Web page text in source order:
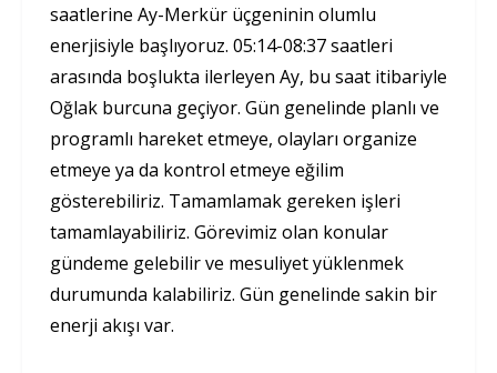
saatlerine Ay-Merkür üçgeninin olumlu
enerjisiyle başlıyoruz. 05:14-08:37 saatleri
arasında boşlukta ilerleyen Ay, bu saat itibariyle
Oğlak burcuna geçiyor. Gün genelinde planlı ve
programlı hareket etmeye, olayları organize
etmeye ya da kontrol etmeye eğilim
gösterebiliriz. Tamamlamak gereken işleri
tamamlayabiliriz. Görevimiz olan konular
gündeme gelebilir ve mesuliyet yüklenmek
durumunda kalabiliriz. Gün genelinde sakin bir
enerji akışı var.